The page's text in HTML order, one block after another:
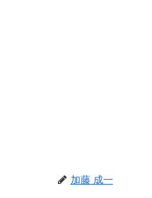
加藤 成一